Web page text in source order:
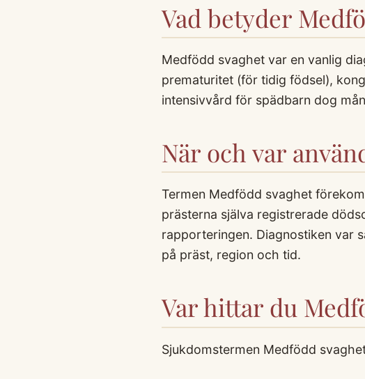
Vad betyder
Medfödd svaghet var en vanlig
prematuritet (för tidig födsel),
intensivvård för spädbarn dog
När och var
Termen Medfödd svaghet
prästerna själva registrerade
rapporteringen. Diagnostiken var
på präst, region och tid.
Var hittar du
Sjukdomstermen Medfödd